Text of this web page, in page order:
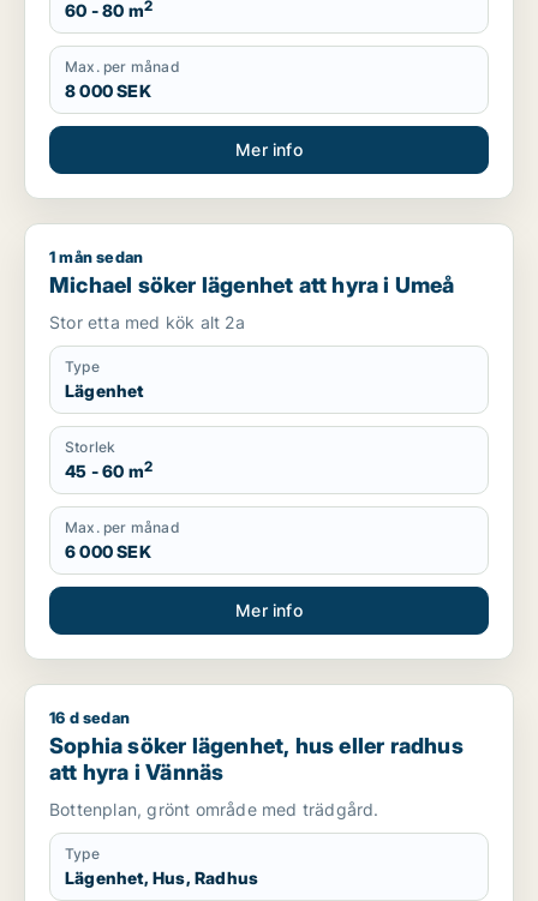
60 - 80 m2
Max. per månad
8 000 SEK
Mer info
Michael söker lägenhet att hyra i Umeå
1 mån sedan
Michael söker lägenhet att hyra i Umeå
Stor etta med kök alt 2a
Type
Lägenhet
Storlek
45 - 60 m2
Max. per månad
6 000 SEK
Mer info
Sophia söker lägenhet, hus eller radhus att hyra i Vännäs
16 d sedan
Sophia söker lägenhet, hus eller radhus
att hyra i Vännäs
Bottenplan, grönt område med trädgård.
Type
Lägenhet, Hus, Radhus